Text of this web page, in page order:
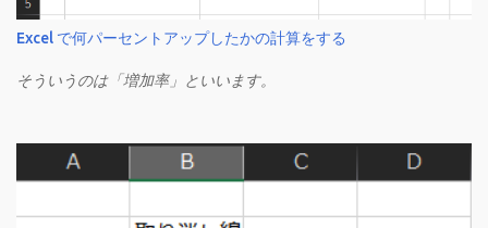
Excel で何パーセントアップしたかの計算をする
そういうのは「増加率」といいます。